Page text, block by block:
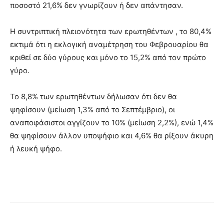
ποσοστό 21,6% δεν γνωρίζουν ή δεν απάντησαν.
Η συντριπτική πλειονότητα των ερωτηθέντων , το 80,4%
εκτιμά ότι η εκλογική αναμέτρηση του Φεβρουαρίου θα
κριθεί σε δύο γύρους και μόνο το 15,2% από τον πρώτο
γύρο.
Το 8,8% των ερωτηθέντων δήλωσαν ότι δεν θα
ψηφίσουν (μείωση 1,3% από το Σεπτέμβριο), οι
αναποφάσιστοι αγγίζουν το 10% (μείωση 2,2%), ενώ 1,4%
θα ψηφίσουν άλλον υποψήφιο και 4,6% θα ρίξουν άκυρη
ή λευκή ψήφο.